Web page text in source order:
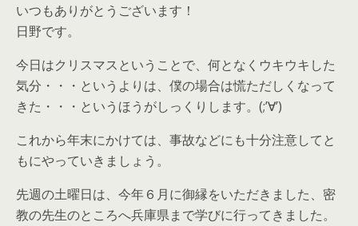
いつもありがとうございます！
日野です。
今日はクリスマスということで、何となくウキウキした
気分・・・というよりは、僕の場合は慌ただしくなって
きた・・・というほうがしっくりします。(;’∀’)
これから年末にかけては、事故などにも十分注意してと
もにやっていきましょう。
先週の土曜日は、今年６月に御縁をいただきました、密
教の先生のところへ兵庫県まで学びに行ってきました。